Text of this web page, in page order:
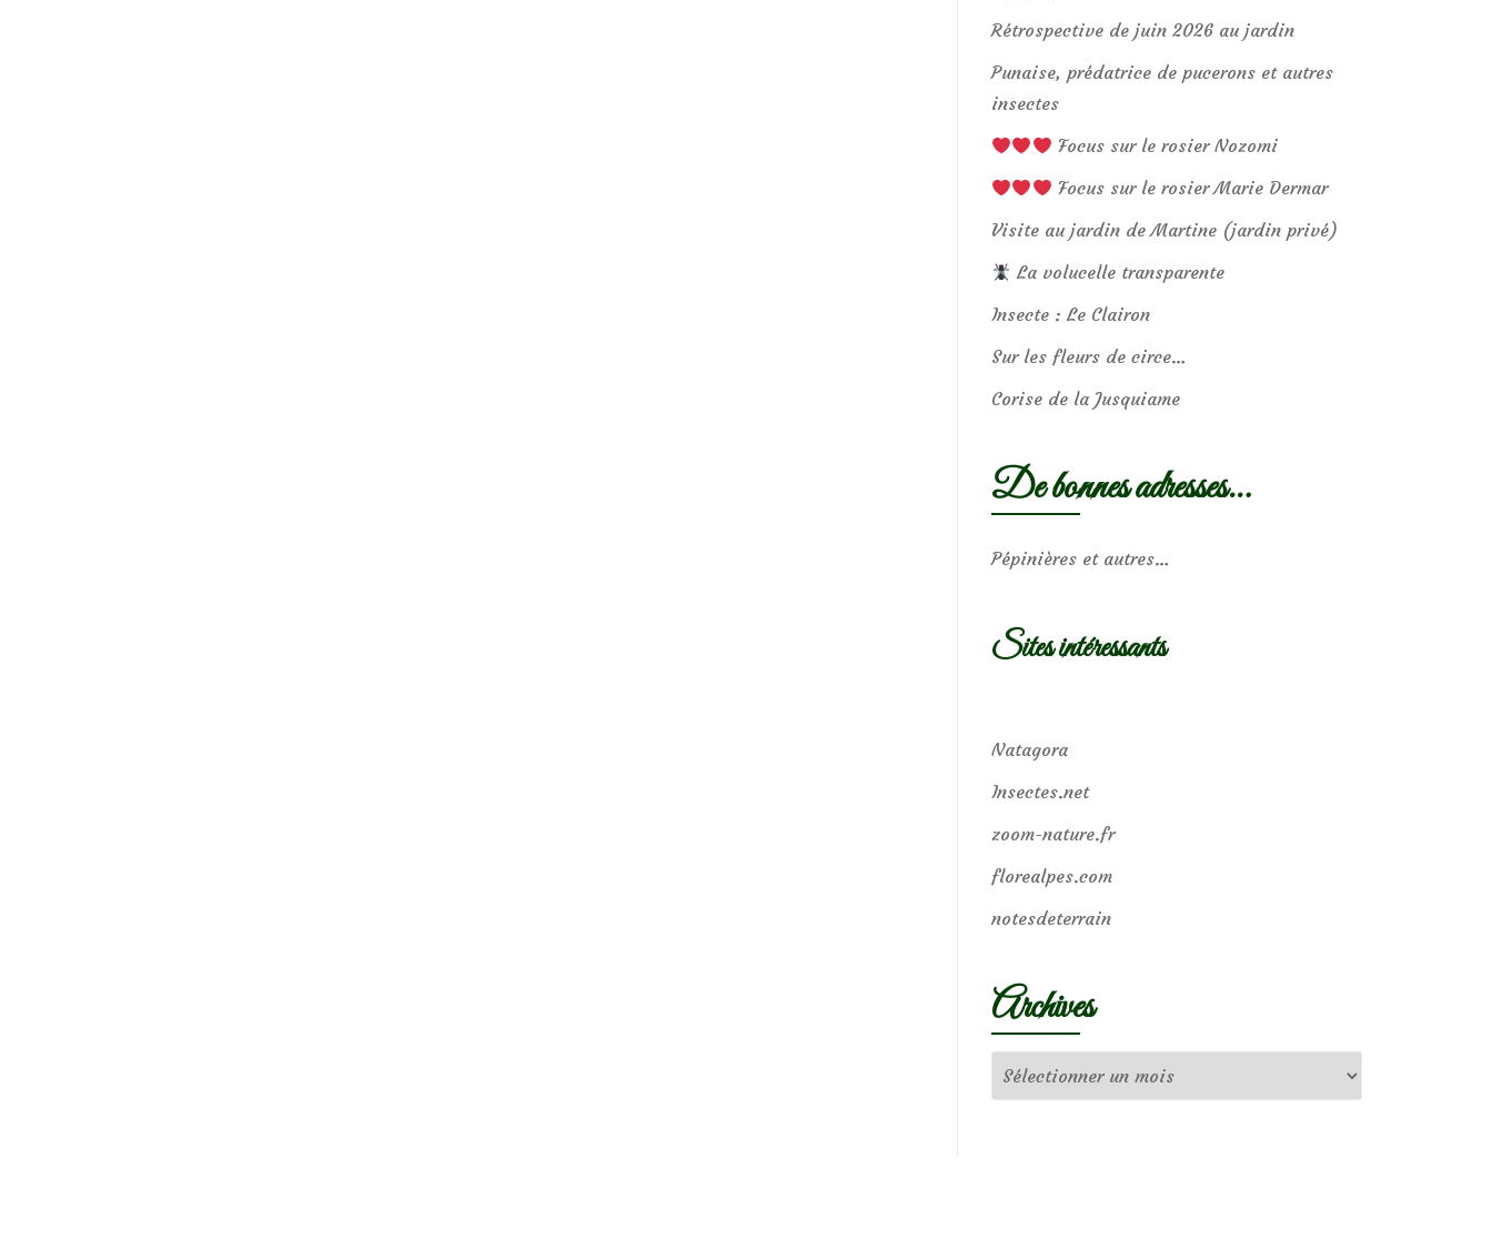
Rétrospective de juin 2026 au jardin
Punaise, prédatrice de pucerons et autres
insectes
Focus sur le rosier Nozomi
Focus sur le rosier Marie Dermar
Visite au jardin de Martine (jardin privé)
La volucelle transparente
Insecte : Le Clairon
Sur les fleurs de circe…
Corise de la Jusquiame
De bonnes adresses…
Pépinières et autres…
Sites intéressants
Natagora
Insectes.net
zoom-nature.fr
florealpes.com
notesdeterrain
Archives
Archives